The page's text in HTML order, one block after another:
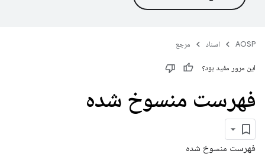
AOSP اسناد مرجع
این مرور مفید بود؟
فهرست منسوخ شده
فهرست منسوخ شده